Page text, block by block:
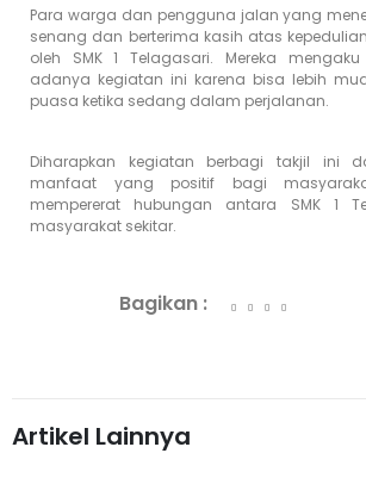
Para warga dan pengguna jalan yang
senang dan berterima kasih atas
oleh SMK 1 Telagasari. Mereka
adanya kegiatan ini karena bisa lebih
puasa ketika sedang dalam perjalanan.
Diharapkan kegiatan berbagi takjil ini
manfaat yang positif bagi
mempererat hubungan antara SMK 1
masyarakat sekitar.
Bagikan :
Artikel Lainnya